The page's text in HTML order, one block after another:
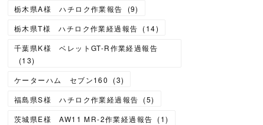
栃木県A様 ハチロク作業報告
(9)
栃木県T様 ハチロク作業経過報告 (14)
千葉県K様 ベレットGT-R作業経過報告
(13)
ケーターハム セブン160
(3)
福島県S様 ハチロク作業経過報告 (5)
茨城県E様 AW11 MR-2作業経過報告 (1)